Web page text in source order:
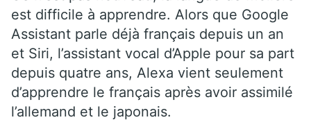
est difficile à apprendre. Alors que Google
Assistant parle déjà français depuis un an
et Siri, l’assistant vocal d’Apple pour sa part
depuis quatre ans, Alexa vient seulement
d’apprendre le français après avoir assimilé
l’allemand et le japonais.